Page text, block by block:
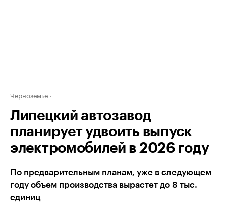
Черноземье
Липецкий автозавод
планирует удвоить выпуск
электромобилей в 2026 году
По предварительным планам, уже в следующем
году объем производства вырастет до 8 тыс.
единиц